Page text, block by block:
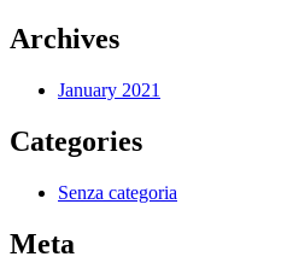
Archives
January 2021
Categories
Senza categoria
Meta